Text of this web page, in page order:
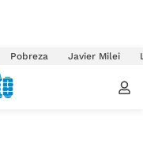
Pobreza Javier Milei